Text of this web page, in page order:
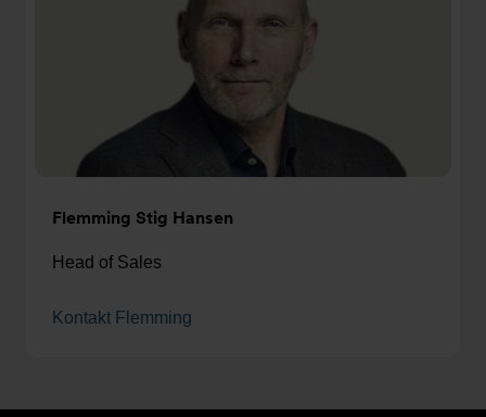
Flemming Stig Hansen
Head of Sales
Kontakt Flemming